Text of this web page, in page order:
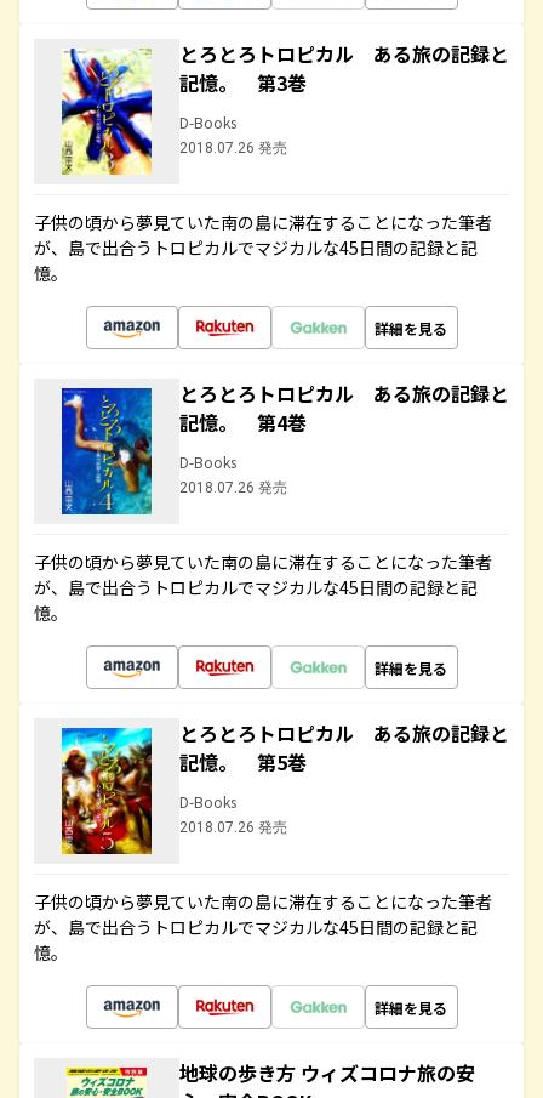
とろとろトロピカル ある旅の記録と
記憶。 第3巻
D-Books
2018.07.26 発売
子供の頃から夢見ていた南の島に滞在することになった筆者
が、島で出合うトロピカルでマジカルな45日間の記録と記
憶。
詳細を見る
とろとろトロピカル ある旅の記録と
記憶。 第4巻
D-Books
2018.07.26 発売
子供の頃から夢見ていた南の島に滞在することになった筆者
が、島で出合うトロピカルでマジカルな45日間の記録と記
憶。
詳細を見る
とろとろトロピカル ある旅の記録と
記憶。 第5巻
D-Books
2018.07.26 発売
子供の頃から夢見ていた南の島に滞在することになった筆者
が、島で出合うトロピカルでマジカルな45日間の記録と記
憶。
詳細を見る
地球の歩き方 ウィズコロナ旅の安